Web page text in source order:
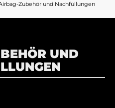
Zubehör und Nachfüllungen
UND